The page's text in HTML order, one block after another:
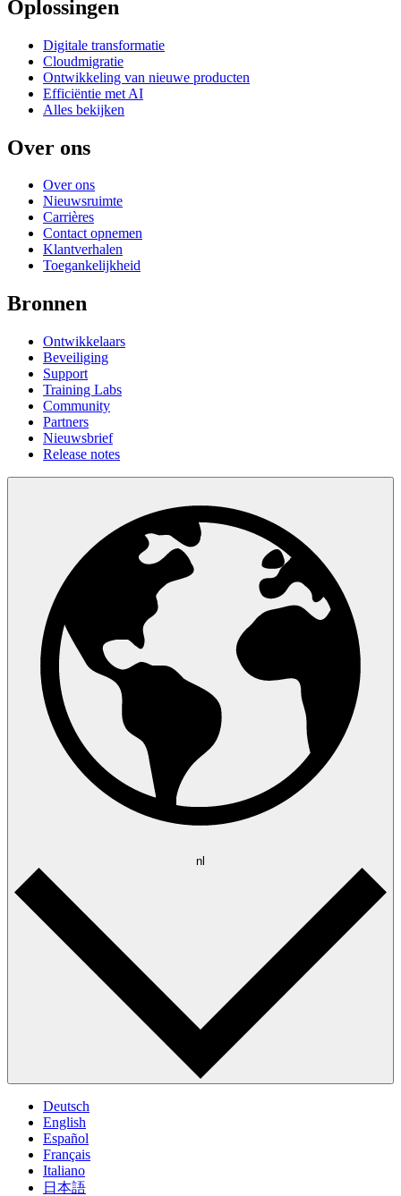
Oplossingen
Digitale transformatie
Cloudmigratie
Ontwikkeling van nieuwe producten
Efficiëntie met AI
Alles bekijken
Over ons
Over ons
Nieuwsruimte
Carrières
Contact opnemen
Klantverhalen
Toegankelijkheid
Bronnen
Ontwikkelaars
Beveiliging
Support
Training Labs
Community
Partners
Nieuwsbrief
Release notes
nl
Deutsch
English
Español
Français
Italiano
日本語